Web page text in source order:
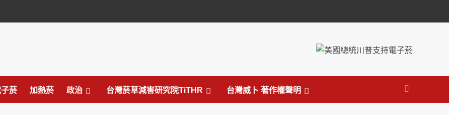
菸 加熱菸 政治 台灣菸草減害研究院TiTHR 台灣威卜 著作權聲明